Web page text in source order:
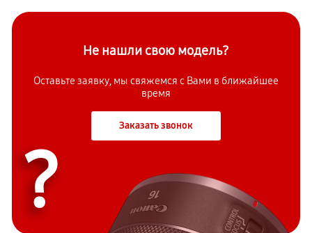
Не нашли свою модель?
Оставьте заявку, мы свяжемся с Вами в ближайшее
время
Заказать звонок
?